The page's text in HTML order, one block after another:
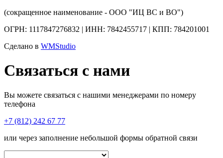
(сокращенное наименование - ООО "ИЦ ВС и ВО")
ОГРН: 1117847276832 | ИНН: 7842455717 | КПП: 784201001
Сделано в WMStudio
Связаться с нами
Вы можете связаться с нашими менеджерами по номеру
телефона
+7 (812) 242 67 77
или через заполнение небольшой формы обратной связи